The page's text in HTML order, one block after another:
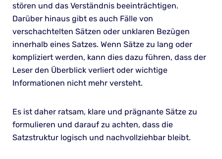
stören und das Verständnis beeinträchtigen.
Darüber hinaus gibt es auch Fälle von
verschachtelten Sätzen oder unklaren Bezügen
innerhalb eines Satzes. Wenn Sätze zu lang oder
kompliziert werden, kann dies dazu führen, dass der
Leser den Überblick verliert oder wichtige
Informationen nicht mehr versteht.
Es ist daher ratsam, klare und prägnante Sätze zu
formulieren und darauf zu achten, dass die
Satzstruktur logisch und nachvollziehbar bleibt.